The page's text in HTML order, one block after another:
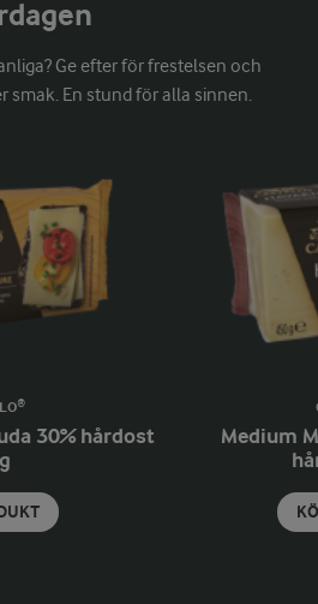
Ge efter för frestelsen och
smak. En stund för alla sinnen.
30% hårdost
Medium